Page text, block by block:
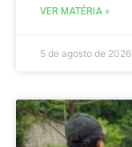
VER MATÉRIA »
5 de agosto de 2026